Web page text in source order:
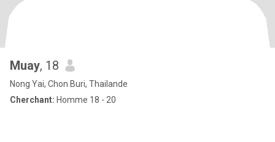
Muay, 18
Nong Yai, Chon Buri, Thailande
Cherchant: Homme 18 - 20